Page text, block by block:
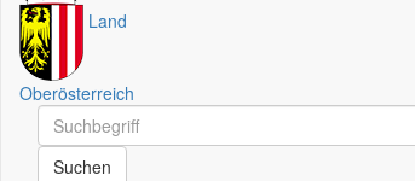
Land
Oberösterreich
Schnellsuche
Schnellsuche
Suchen